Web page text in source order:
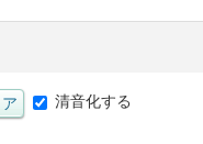
清音化する